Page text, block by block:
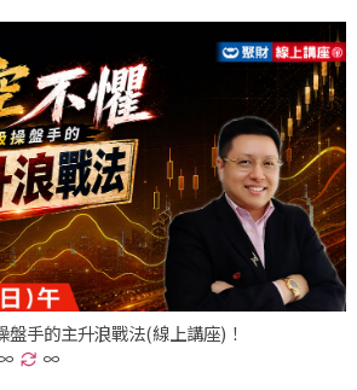
盤手的主升浪戰法(線上講座)！
∞